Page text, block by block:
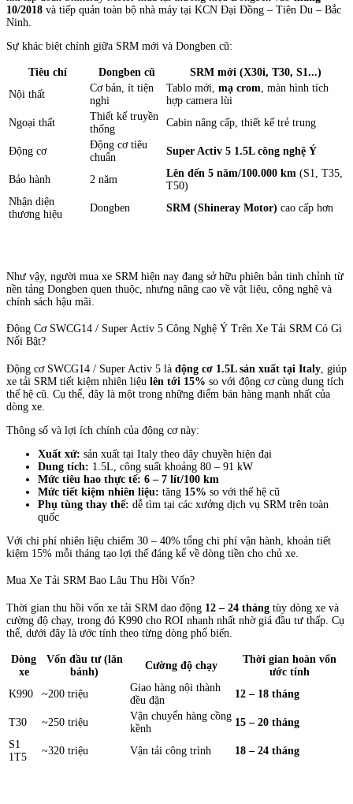
10/2018 và tiếp quản toàn bộ nhà máy tại KCN Đại Đồng – Tiên Du – Bắc
Ninh.
Sự khác biệt chính giữa SRM mới và Dongben cũ:
Tiêu chí Dongben cũ
SRM mới (X30i, T30, S1...)
Nội thất
Cơ bản, ít tiện
nghi
Tablo mới, mạ crom , màn hình tích
hợp camera lùi
Ngoại thất
Thiết kế truyền
thống
Cabin nâng cấp, thiết kế trẻ trung
Động cơ
Động cơ tiêu
chuẩn
Super Activ 5 1.5L công nghệ Ý
Bảo hành 2 năm
Lên đến 5 năm/100.000 km (S1, T35,
T50)
Nhận diện
thương hiệu
Dongben SRM (Shineray Motor) cao cấp hơn
Như vậy, người mua xe SRM hiện nay đang sở hữu phiên bản tinh chỉnh từ
nền tảng Dongben quen thuộc, nhưng nâng cao về vật liệu, công nghệ và
chính sách hậu mãi.
Động Cơ SWCG14 / Super Activ 5 Công Nghệ Ý Trên Xe Tải SRM Có Gì
Nổi Bật?
Động cơ SWCG14 / Super Activ 5 là động cơ 1.5L sản xuất tại Italy , giúp
xe tải SRM tiết kiệm nhiên liệu lên tới 15% so với động cơ cùng dung tích
thế hệ cũ. Cụ thể, đây là một trong những điểm bán hàng mạnh nhất của
dòng xe.
Thông số và lợi ích chính của động cơ này:
Xuất xứ: sản xuất tại Italy theo dây chuyền hiện đại
Dung tích: 1.5L, công suất khoảng 80 – 91 kW
Mức tiêu hao thực tế: 6 – 7 lít/100 km
Mức tiết kiệm nhiên liệu: tăng 15% so với thế hệ cũ
Phụ tùng thay thế: dễ tìm tại các xưởng dịch vụ SRM trên toàn
quốc
Với chi phí nhiên liệu chiếm 30 – 40% tổng chi phí vận hành, khoản tiết
kiệm 15% mỗi tháng tạo lợi thế đáng kể về dòng tiền cho chủ xe.
Mua Xe Tải SRM Bao Lâu Thu Hồi Vốn?
Thời gian thu hồi vốn xe tải SRM dao động 12 – 24 tháng tùy dòng xe và
cường độ chạy, trong đó K990 cho ROI nhanh nhất nhờ giá đầu tư thấp. Cụ
thể, dưới đây là ước tính theo từng dòng phổ biến.
Dòng
xe
Vốn đầu tư (lăn
bánh)
Cường độ chạy
Thời gian hoàn vốn
ước tính
K990
~200 triệu
Giao hàng nội thành
đều đặn
12 – 18 tháng
T30 ~250 triệu
Vận chuyển hàng cồng
kềnh
15 – 20 tháng
S1
1T5
~320 triệu Vận tải công trình 18 – 24 tháng